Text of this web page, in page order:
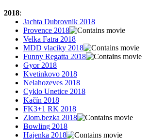
2018:
Jachta Dubrovnik 2018
Provence 2018
Velka Fatra 2018
MDD vlaciky 2018
Funny Regatta 2018
Gyor 2018
Kvetinkovo 2018
Nelahozeves 2018
Cyklo Unetice 2018
Kačín 2018
FK3+1 RK 2018
Zlom.bezka 2018
Bowling 2018
Hajenka 2018